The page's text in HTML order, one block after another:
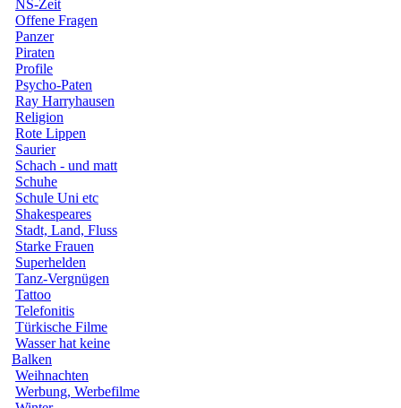
NS-Zeit
Offene Fragen
Panzer
Piraten
Profile
Psycho-Paten
Ray Harryhausen
Religion
Rote Lippen
Saurier
Schach - und matt
Schuhe
Schule Uni etc
Shakespeares
Stadt, Land, Fluss
Starke Frauen
Superhelden
Tanz-Vergnügen
Tattoo
Telefonitis
Türkische Filme
Wasser hat keine
Balken
Weihnachten
Werbung, Werbefilme